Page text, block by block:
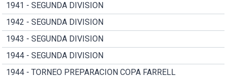
1941 - SEGUNDA DIVISION
1942 - SEGUNDA DIVISION
1943 - SEGUNDA DIVISION
1944 - SEGUNDA DIVISION
1944 - TORNEO PREPARACION COPA FARRELL